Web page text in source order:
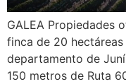
GALEA Propiedades
finca de 20
departamento de
150 metros de Ruta